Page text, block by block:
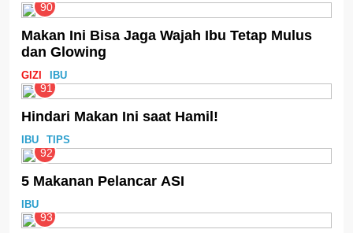
90
Makan Ini Bisa Jaga Wajah Ibu Tetap Mulus
dan Glowing
GIZI IBU
91
Hindari Makan Ini saat Hamil!
IBU TIPS
92
5 Makanan Pelancar ASI
IBU
93